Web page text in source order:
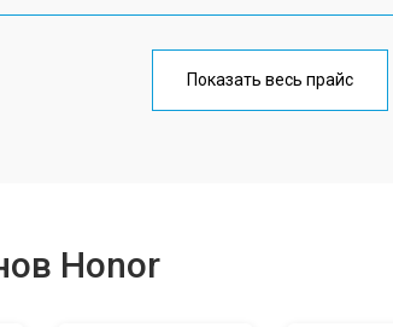
от 70
Показать весь прайс
Honor